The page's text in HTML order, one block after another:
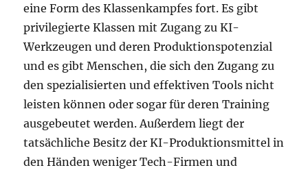
eine Form des Klassenkampfes fort. Es gibt
privilegierte Klassen mit Zugang zu KI-
Werkzeugen und deren Produktionspotenzial
und es gibt Menschen, die sich den Zugang zu
den spezialisierten und effektiven Tools nicht
leisten können oder sogar für deren Training
ausgebeutet werden. Außerdem liegt der
tatsächliche Besitz der KI-Produktionsmittel in
den Händen weniger Tech-Firmen und